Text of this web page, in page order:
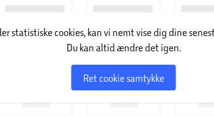
statistiske cookies, kan vi nemt vise dig dine
Du kan altid ændre det igen.
Ret cookie samtykke